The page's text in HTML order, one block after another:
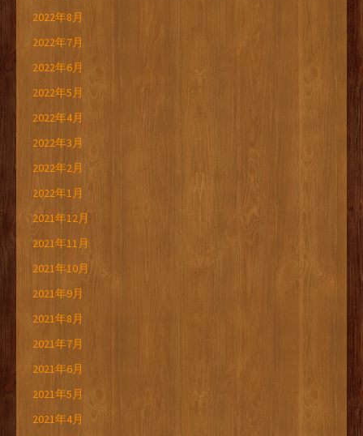
2022年8月
2022年7月
2022年6月
2022年5月
2022年4月
2022年3月
2022年2月
2022年1月
2021年12月
2021年11月
2021年10月
2021年9月
2021年8月
2021年7月
2021年6月
2021年5月
2021年4月